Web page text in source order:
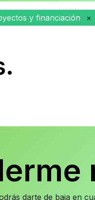
y financiación ×
darte de baja en